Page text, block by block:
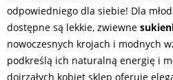
odpowiedniego dla siebie! Dla
dostępne są lekkie, zwiewne
nowoczesnych krojach i modnych
podkreślą ich naturalną energię i
dojrzałych kobiet sklep oferuje